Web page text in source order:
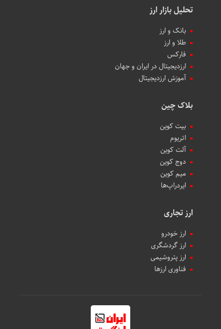
تحلیل بازار ارز
بانک و ارز
طلا و ارز
فارکس
ارزدیجیتال در ایران و جهان
آموزش ارزدیجیتال
بلاک چین
بیت کوین
اتریوم
آلت کوین
دوج کوین
میم کوین‌
ایردراپ‌ها
ارز تجاری
ارز خودرو
ارز گردشگری
ارز پتروشیمی
فناوری ارزها